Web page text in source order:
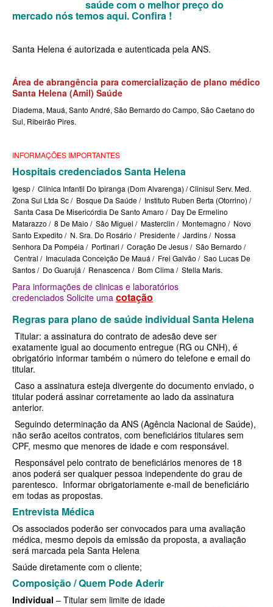
MEDICAL HEALTH PLANO DE SAÚDE EMPRESARIAL
NEXT SEISA PLANO DE SAÚDE EMPRESARIAL
OMINT PLANO DE SAÚDE EMPRESARIAL
ONE HEALTH PLANO DE SAÚDE EMPRESARIAL
SAMED PLANO DE SAÚDE EMPRESARIAL
SANTA CASA DE MAUÁ PLANO DE SAÚDE EMPRESARIAL
SANTARIS PLANO DE SAÚDE EMPRESARIAL
SANTA HELENA PLANO DE SAÚDE EMPRESARIAL
SÃO CRISTOVÃO PLANO DE SAÚDE EMPRESARIAL
SÃO MIGUEL PLANO DE SAÚDE EMPRESARIAL
SISTEMAS PLANO DE SAÚDE EMPRESARIAL
SOMPO PLANO DE SAÚDE EMPRESARIAL
TOTAL MEDCARE PLANO DE SAÚDE EMPRESARIAL
TRASMONTANO PLANO DE SAÚDE EMPRESARIAL
UNIHOSP PLANO DE SAÚDE EMPRESARIAL
UNIMED CENTRAL PLANO DE SAÚDE EMPRESARIAL
UNIMED GUARULHOS PLANO DE SAÚDE EMPRESARIAL
ÚNICA PLANO DE SAÚDE EMPRESARIAL
PLANO DE SAÚDE INDIVIDUAL
BIO SAÚDE PLANO DE SAÚDE INDIVIDUAL
BLUE MED PLANO DE SAÚDE INDIVIDUAL
CLASSES PLANO DE SAÚDE INDIVIDUAL
CUIDAR ME PLANO DE SAÚDE INDIVIDUAL
GARANTIA GS PLANO INDIVIDUAL
GNDI PLANO DE SAÚDE INDIVIDUAL
INTERCLINICAS PLANO DE SAÚDE INDIVIDUAL
KIPP PLANO DE SAÚDE INDIVIDUAL
MEDICAL HEALTH PLANO DE SAÚDE INDIVIDUAL
PLENA PLANO DE SAÚDE INDIVIDUAL
QSAUDE PLANO DE SAÚDE INDIVIDUAL
SANTA HELENA PLANO DE SAÚDE INDIVIDUAL
saúde com o melhor preço do
mercado nós temos aqui.Confira !
Santa Helena é autorizada e autenticada pela ANS.
Área de abrangência para comercialização de plano médico
Santa Helena (Amil) Saúde
Diadema, Mauá, Santo André, São Bernardo do Campo, São Caetano do
Sul, Ribeirão Pires.
INFORMAÇÕES IMPORTANTES
Hospitais credenciados Santa Helena
Igesp / Clínica Infantil Do Ipiranga (Dom Alvarenga) / Clinisul Serv. Med.
Zona Sul Ltda Sc / Bosque Da Saúde / Instituto Ruben Berta (Otorrino) /
Santa Casa De Misericórdia De Santo Amaro / Day De Ermelino
Matarazzo / 8 De Maio / São Miguel / Masterclin / Montemagno / Novo
Santo Expedito / N. Sra. Do Rosário / Presidente / Jardins / Nossa
Senhora Da Pompéia / Portinari / Coração De Jesus / São Bernardo /
Central / Imaculada Conceição De Mauá / Frei Galvão / Sao Lucas De
Santos / Do Guarujá / Renascenca / Bom Clima / Stella Maris.
Para informações de clinicas e laboratórios
credenciados Solicite uma cotação
Regras para plano de saúde individual Santa Helena
Titular: a assinatura do contrato de adesão deve ser
exatamente igual ao documento entregue (RG ou CNH), é
obrigatório informar também o número do telefone e email do
titular.
Caso a assinatura esteja divergente do documento enviado, o
titular poderá assinar corretamente ao lado da assinatura
anterior.
Seguindo determinação da ANS (Agência Nacional de Saúde),
não serão aceitos contratos, com beneficiários titulares sem
CPF, mesmo que menores de idade e com responsável.
Responsável pelo contrato de beneficiários menores de 18
anos poderá ser qualquer pessoa independente do grau de
parentesco. Informar obrigatoriamente e-mail de beneficiário
em todas as propostas.
Entrevista Médica
Os associados poderão ser convocados para uma avaliação
médica, mesmo depois da emissão da proposta, a avaliação
será marcada pela Santa Helena
Saúde diretamente com o cliente;
Composição / Quem Pode Aderir
Individual – Titular sem limite de idade